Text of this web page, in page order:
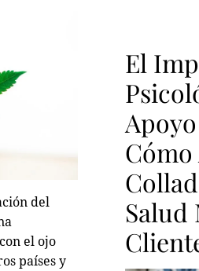
del
el ojo
países y
El
Salud